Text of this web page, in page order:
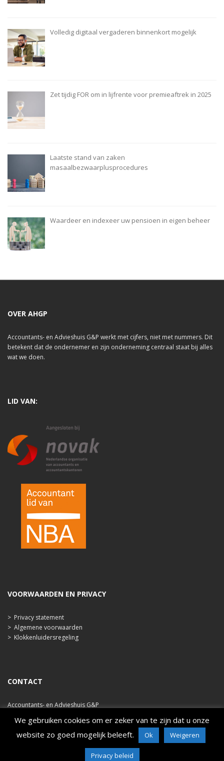
Volledig digitaal vergaderen binnenkort mogelijk
Zet tijdig FOR om in lijfrente voor premieaftrek in 2025
Laatste stand van zaken
masaalbezwaarplusprocedures
Waardeer en indexeer uw pensioen in eigen beheer
OVER AHGP
Accountants- en Advieshuis G&P werkt met cijfers, niet met nummers. Dit
betekent dat de ondernemer en zijn onderneming centraal staat bij alles
wat we doen.
LID VAN:
VOORWAARDEN EN PRIVACY
> Privacy statement
> Algemene voorwaarden
> Klokkenluidersregeling
CONTACT
Accountants- en Advieshuis G&P
4421 EA Kapelle
tel. 0113 348 786
We gebruiken cookies om er zeker van te zijn dat u onze
website zo goed mogelijk beleeft.
Ok Weigeren
Privacy beleid